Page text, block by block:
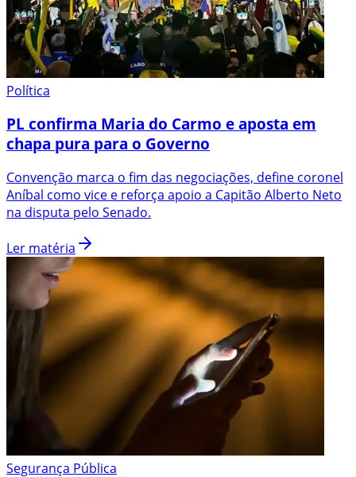
Política
PL confirma Maria do Carmo e aposta em
chapa pura para o Governo
Convenção marca o fim das negociações, define coronel
Aníbal como vice e reforça apoio a Capitão Alberto Neto
na disputa pelo Senado.
Ler matéria
Segurança Pública